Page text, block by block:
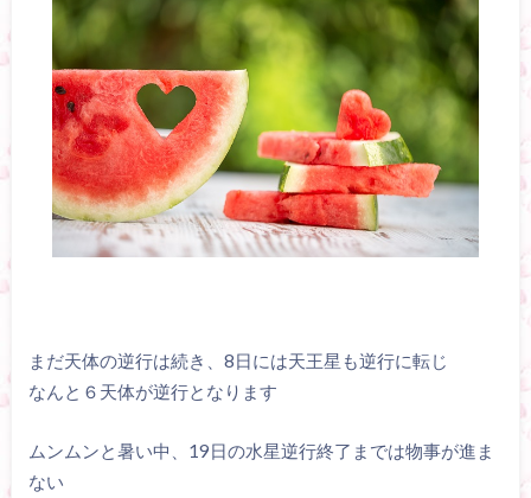
まだ天体の逆行は続き、8日には天王星も逆行に転じ
なんと６天体が逆行となります
ムンムンと暑い中、19日の水星逆行終了までは物事が進ま
ない